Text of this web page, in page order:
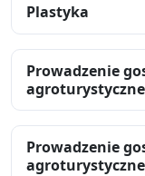
Plastyka
Prowadzenie
Prowadzenie